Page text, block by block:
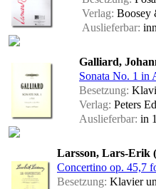
Verlag: Boosey
Auslieferbar:
Galliard,
Sonata No. 1 in
Besetzung:
Verlag: Peters
Auslieferbar: in
Larsson, Lars-Erik
Concertino op. 45,7
Besetzung: Klavier